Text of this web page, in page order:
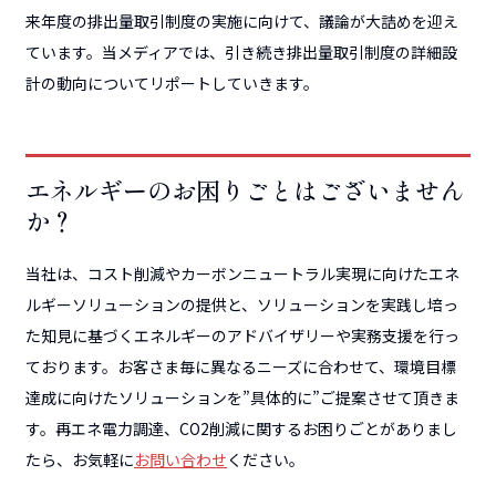
来年度の排出量取引制度の実施に向けて、議論が大詰めを迎え
ています。当メディアでは、引き続き排出量取引制度の詳細設
計の動向についてリポートしていきます。
エネルギーのお困りごとはございません
か？
当社は、コスト削減やカーボンニュートラル実現に向けたエネ
ルギーソリューションの提供と、ソリューションを実践し培っ
た知見に基づくエネルギーのアドバイザリーや実務支援を行っ
ております。お客さま毎に異なるニーズに合わせて、環境目標
達成に向けたソリューションを”具体的に”ご提案させて頂きま
す。再エネ電力調達、CO2削減に関するお困りごとがありまし
たら、お気軽にお問い合わせ ください。